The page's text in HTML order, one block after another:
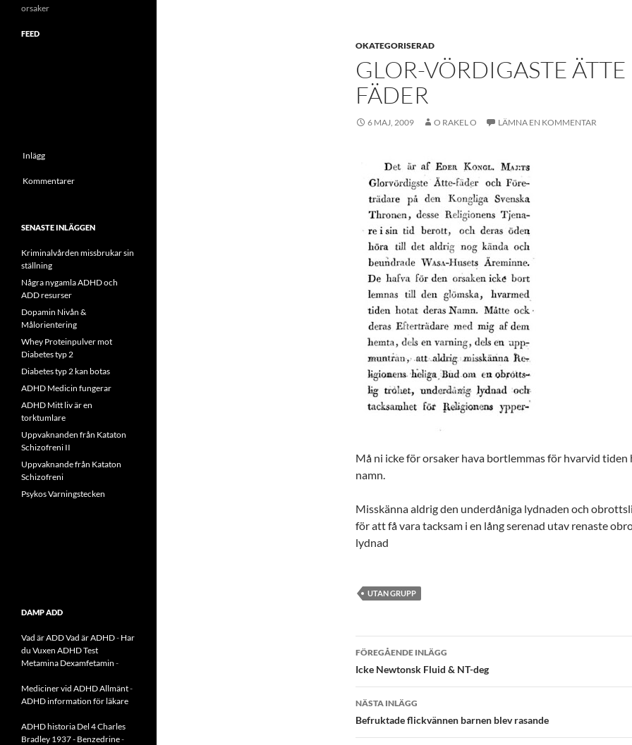
OKATEGORISERAD
GLOR-VÖRDIGASTE ÄTTE
FÄDER
6 MAJ, 2009 O RAKEL O LÄMNA EN KOMMENTAR
Må ni icke för orsaker hava bortlemmas för hvarvid tiden
namn.
Misskänna aldrig den underdåniga lydnaden och
för att få vara tacksam i en lång serenad utav renaste
lydnad
UTAN GRUPP
Inläggsnavigering
FÖREGÅENDE INLÄGG
Icke Newtonsk Fluid & NT-deg
NÄSTA INLÄGG
Befruktade flickvännen barnen blev rasande
orsaker
FEED
Inlägg
Kommentarer
SENASTE INLÄGGEN
Kriminalvården missbrukar sin
ställning
Några nygamla ADHD och
ADD resurser
Dopamin Nivån &
Målorientering
Whey Proteinpulver mot
Diabetes typ 2
Diabetes typ 2 kan botas
ADHD Medicin fungerar
ADHD Mitt liv är en
torktumlare
Uppvaknanden från Kataton
Schizofreni II
Uppvaknande från Kataton
Schizofreni
Psykos Varningstecken
DAMP ADD
Vad är ADDVad är ADHD- Har
du Vuxen ADHD Test
Metamina Dexamfetamin -
Mediciner vid ADHD Allmänt-
ADHD information för läkare
ADHD historia Del 4 Charles
Bradley 1937 - Benzedrine-